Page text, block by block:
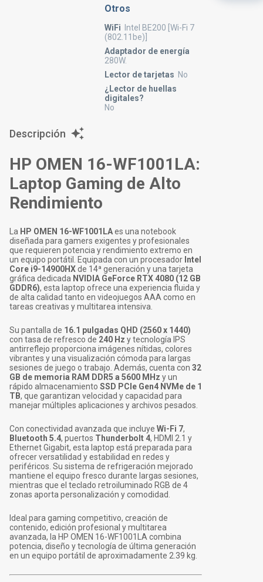
Otros
WiFi
Intel BE200 [Wi-Fi 7
(802.11be)]
Adaptador de energía
280W.
Lector de tarjetas No
¿Lector de huellas
digitales?
No
Descripción
HP OMEN 16-WF1001LA:
Laptop Gaming de Alto
Rendimiento
La HP OMEN 16-WF1001LAes una notebook
diseñada para gamers exigentes y profesionales
que requieren potencia y rendimiento extremo en
un equipo portátil. Equipada con un procesador Intel
Core i9-14900HXde 14ª generación y una tarjeta
gráfica dedicada NVIDIA GeForce RTX 4080 (12 GB
GDDR6), esta laptop ofrece una experiencia fluida y
de alta calidad tanto en videojuegos AAA como en
tareas creativas y multitarea intensiva.
Su pantalla de 16.1 pulgadas QHD (2560 x 1440)
con tasa de refresco de 240 Hz y tecnología IPS
antirreflejo proporciona imágenes nítidas, colores
vibrantes y una visualización cómoda para largas
sesiones de juego o trabajo. Además, cuenta con 32
GB de memoria RAM DDR5 a 5600 MHz y un
rápido almacenamiento SSD PCIe Gen4 NVMe de 1
TB, que garantizan velocidad y capacidad para
manejar múltiples aplicaciones y archivos pesados.
Con conectividad avanzada que incluye Wi-Fi 7,
Bluetooth 5.4, puertos Thunderbolt 4, HDMI 2.1 y
Ethernet Gigabit, esta laptop está preparada para
ofrecer versatilidad y estabilidad en redes y
periféricos. Su sistema de refrigeración mejorado
mantiene el equipo fresco durante largas sesiones,
mientras que el teclado retroiluminado RGB de 4
zonas aporta personalización y comodidad.
Ideal para gaming competitivo, creación de
contenido, edición profesional y multitarea
avanzada, la HP OMEN 16-WF1001LA combina
potencia, diseño y tecnología de última generación
en un equipo portátil de aproximadamente 2.39 kg.